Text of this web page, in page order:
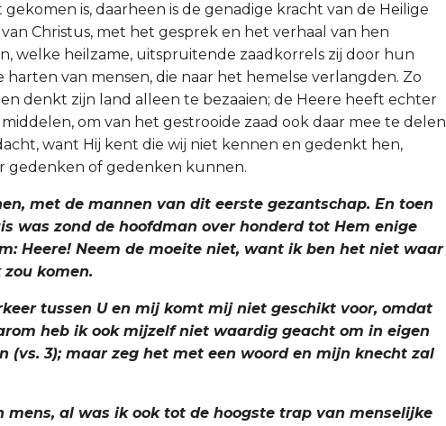
is, daarheen is de genadige kracht van de Heilige
Christus, met het gesprek en het verhaal van hen
welke heilzame, uitspruitende zaadkorrels zij door hun
van mensen, die naar het hemelse verlangden. Zo
en denkt zijn land alleen te bezaaien; de Heere heeft echter
om van het gestrooide zaad ook daar mee te delen
want Hij kent die wij niet kennen en gedenkt hen,
gedenken of gedenken kunnen.
met de mannen van dit eerste gezantschap. En toen
was zond de hoofdman over honderd tot Hem enige
Heere! Neem de moeite niet, want ik ben het niet waar
komen.
tussen U en mij komt mij niet geschikt voor, omdat
heb ik ook mijzelf niet waardig geacht om in eigen
(vs. 3); maar zeg het met een woord en mijn knecht zal
mens, al was ik ook tot de hoogste trap van menselijke